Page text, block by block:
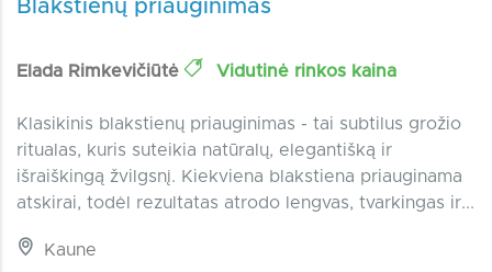
Blakstienų priauginimas
Elada Rimkevičiūtė Vidutinė rinkos kaina
Klasikinis blakstienų priauginimas - tai subtilus grožio
ritualas, kuris suteikia natūralų, elegantišką ir
išraiškingą žvilgsnį. Kiekviena blakstiena priauginama
atskirai, todėl rezultatas atrodo lengvas, tvarkingas ir...
Kaune